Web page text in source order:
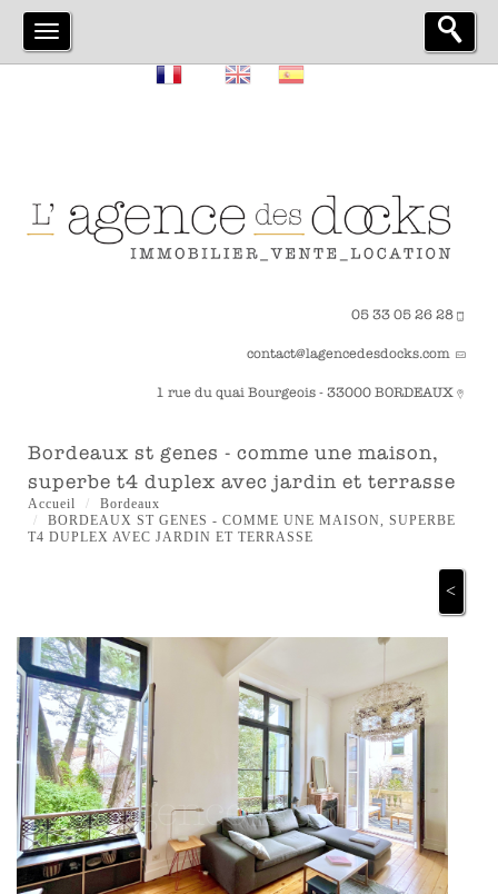
05 33 05 26 28
contact@lagencedesdocks.com
1 rue du quai Bourgeois - 33000 BORDEAUX
bordeaux st genes - comme une maison,
superbe t4 duplex avec jardin et terrasse
Accueil
Bordeaux
BORDEAUX ST GENES - COMME UNE MAISON, SUPERBE
T4 DUPLEX AVEC JARDIN ET TERRASSE
<